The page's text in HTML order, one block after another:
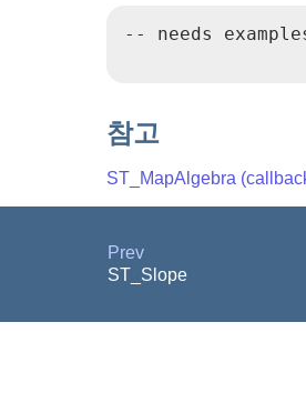
-- needs
참고
ST_MapAlgebra
Prev
ST_Slope